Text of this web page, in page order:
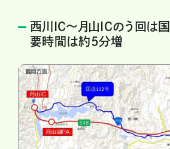
西川IC～月山ICのう回は
要時間は約5分増